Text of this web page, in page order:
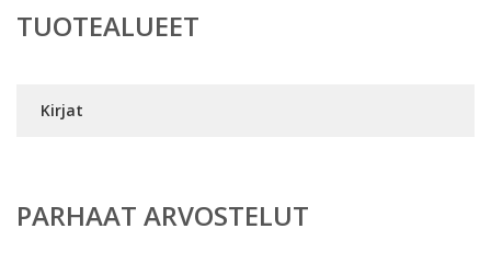
TUOTEALUEET
Kirjat
PARHAAT ARVOSTELUT